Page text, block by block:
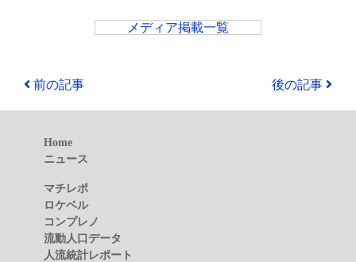
メディア掲載一覧
前の記事 後の記事
Home
ニュース
マチレポ
ロケベル
コンプレノ
流動人口データ
人流統計レポート